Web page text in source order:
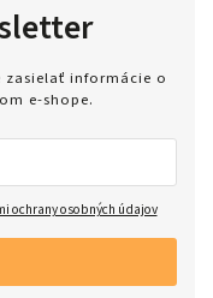
zasielať informácie o
e-shope.
ochrany osobných údajov